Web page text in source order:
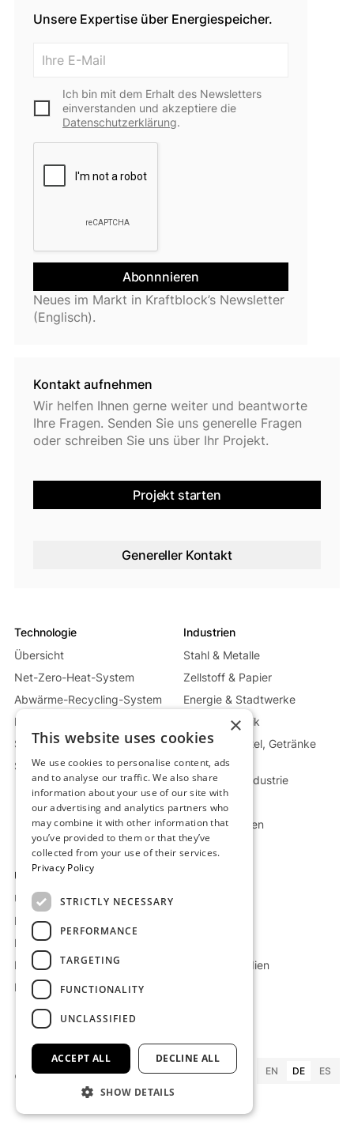
Unsere Expertise über Energiespeicher.
Ich bin mit dem Erhalt des Newsletters
einverstanden und akzeptiere die
Datenschutzerklärung.
Neues im Markt in Kraftblock’s Newsletter
(Englisch).
Kontakt aufnehmen
Wir helfen Ihnen gerne weiter und beantworte
Ihre Fragen. Senden Sie uns generelle Fragen
oder schreiben Sie uns über Ihr Projekt.
Projekt starten
Genereller Kontakt
Technologie
Übersicht
Net-Zero-Heat-System
Abwärme-Recycling-System
Mobile Wärme-System
Stromerzeugungs-System
Speichertechnologie
Industrien
Stahl & Metalle
Zellstoff & Papier
Energie & Stadtwerke
Glas & Keramik
Nahrungsmittel, Getränke
& Pharma
Chemische Industrie
Öl & Erdgas
Mehr Industrien
Unternehmen
Über Kraftblock
Karriere
Lieferantenbedingungen
Impressum
Datenschutz
Presse & Medien
© 2026Kraftblock GmbH EN DE ES
×
This website uses cookies
We use cookies to personalise content, ads
and to analyse our traffic. We also share
information about your use of our site with
our advertising and analytics partners who
may combine it with other information that
you’ve provided to them or that they’ve
collected from your use of their services.
Privacy Policy
STRICTLY NECESSARY
PERFORMANCE
TARGETING
FUNCTIONALITY
UNCLASSIFIED
ACCEPT ALL DECLINE ALL
SHOW DETAILS